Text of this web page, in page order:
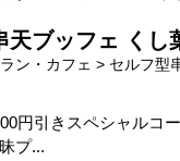
天ブッフェ くし
・カフェ > セルフ型
円引きスペシャルコ
プ...